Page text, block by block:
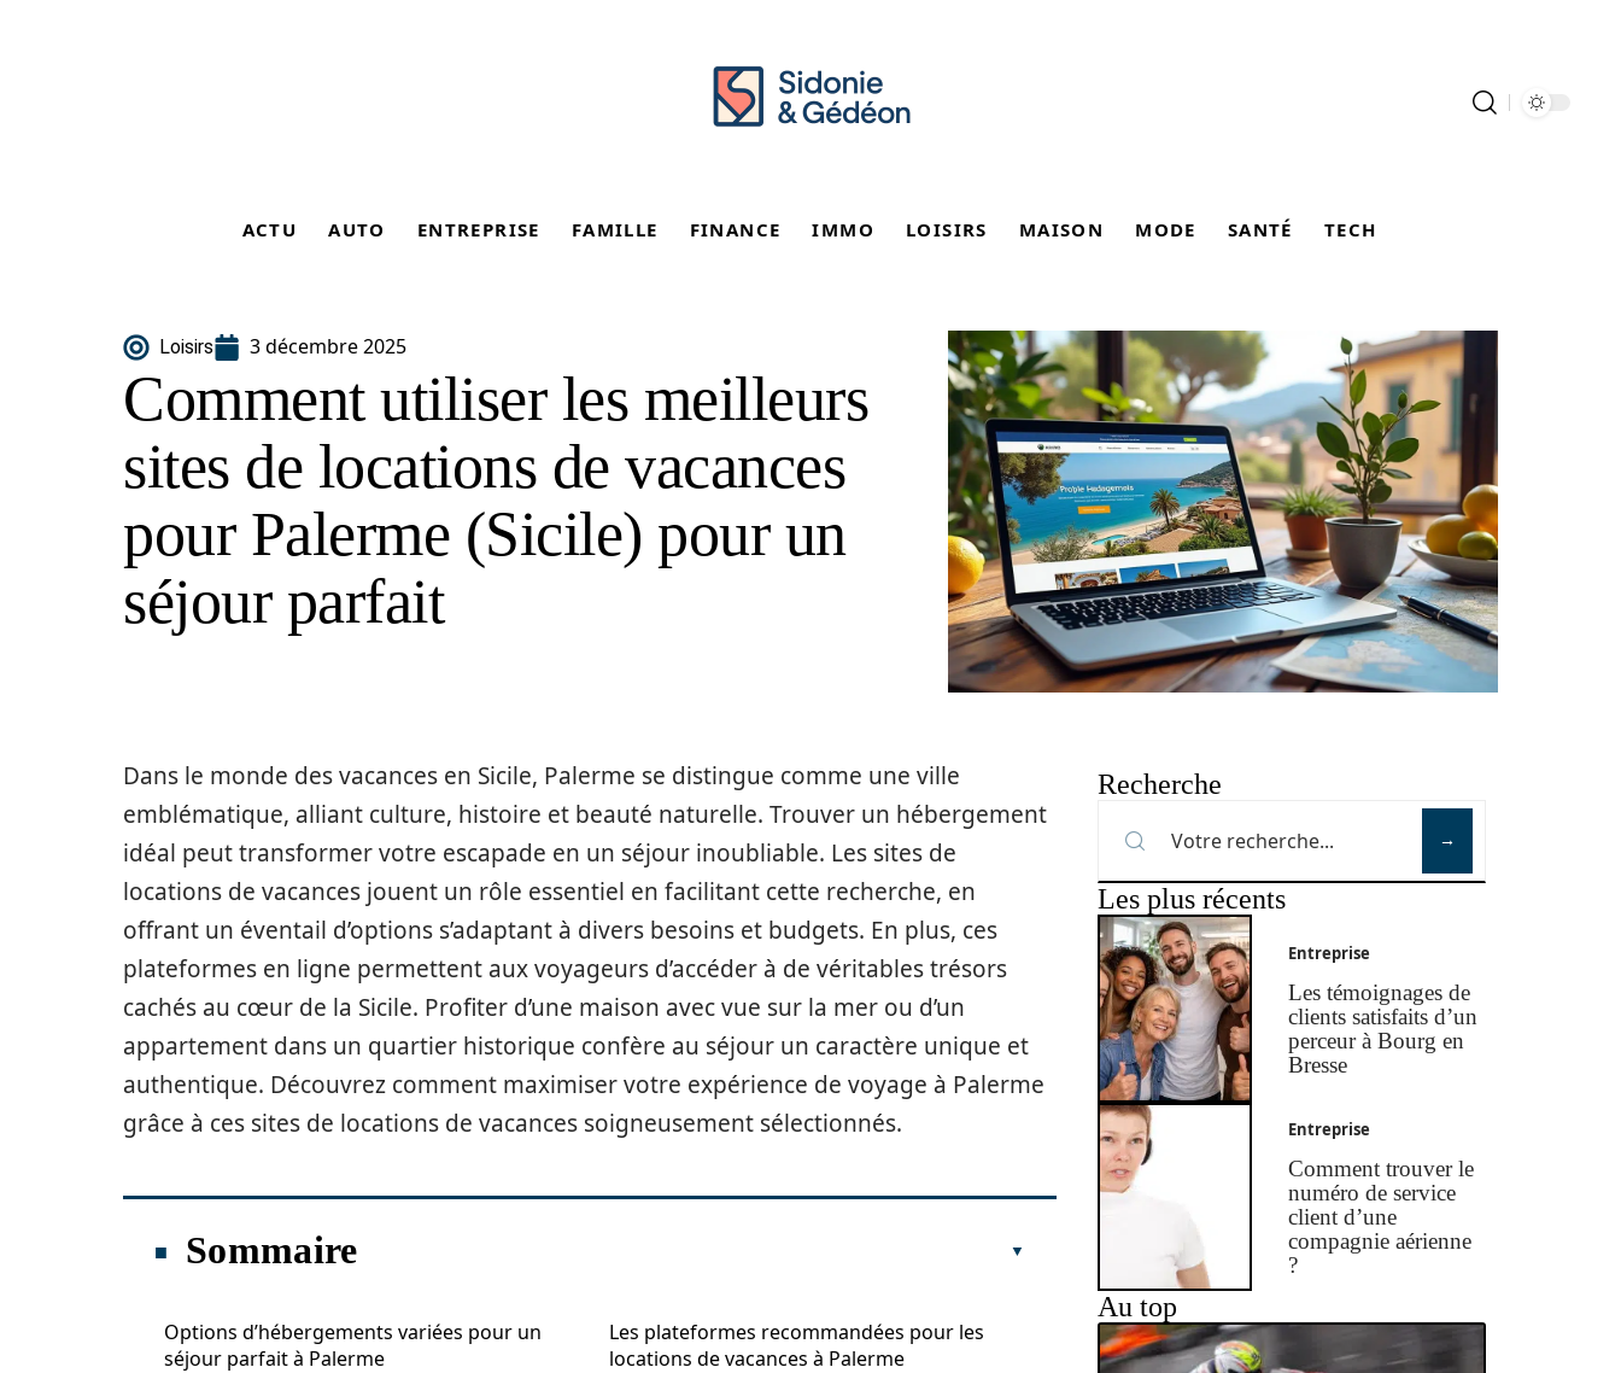
ACTU AUTO ENTREPRISE FAMILLE FINANCE IMMO LOISIRS MAISON MODE SANTÉ TECH
Loisirs 3 décembre 2025
Comment utiliser les meilleurs
sites de locations de vacances
pour Palerme (Sicile) pour un
séjour parfait
Dans le monde des vacances en Sicile, Palerme se distingue comme une ville
emblématique, alliant culture, histoire et beauté naturelle. Trouver un hébergement
idéal peut transformer votre escapade en un séjour inoubliable. Les sites de
locations de vacances jouent un rôle essentiel en facilitant cette recherche, en
offrant un éventail d’options s’adaptant à divers besoins et budgets. En plus, ces
plateformes en ligne permettent aux voyageurs d’accéder à de véritables trésors
cachés au cœur de la Sicile. Profiter d’une maison avec vue sur la mer ou d’un
appartement dans un quartier historique confère au séjour un caractère unique et
authentique. Découvrez comment maximiser votre expérience de voyage à Palerme
grâce à ces sites de locations de vacances soigneusement sélectionnés.
Sommaire
Options d’hébergements variées pour un
séjour parfait à Palerme
Les plateformes recommandées pour les
locations de vacances à Palerme
Recherche
Les plus récents
Entreprise
Les témoignages de
clients satisfaits d’un
perceur à Bourg en
Bresse
Entreprise
Comment trouver le
numéro de service
client d’une
compagnie aérienne
?
Au top